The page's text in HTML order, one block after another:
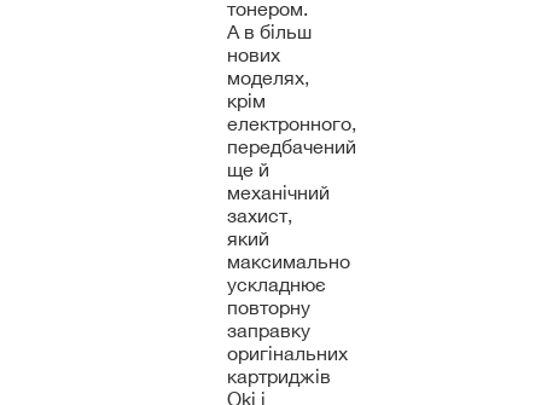
тонером.
А в більш
нових
моделях,
крім
електронного,
передбачений
ще й
механічний
захист,
який
максимально
ускладнює
повторну
заправку
оригінальних
картриджів
Oki і